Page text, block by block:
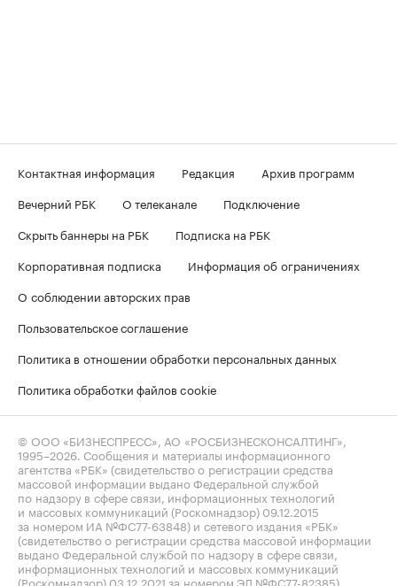
Контактная информация Редакция
Архив программ
Вечерний РБК
О телеканале
Подключение
Скрыть баннеры на РБК
Подписка на РБК
Корпоративная подписка
Информация об ограничениях
О соблюдении авторских прав
Пользовательское соглашение
Политика в отношении обработки персональных данных
Политика обработки файлов cookie
© ООО «БИЗНЕСПРЕСС», АО «РОСБИЗНЕСКОНСАЛТИНГ»,
1995–2026 . Сообщения и материалы информационного
агентства «РБК» (свидетельство о регистрации средства
массовой информации выдано Федеральной службой
по надзору в сфере связи, информационных технологий
и массовых коммуникаций (Роскомнадзор) 09.12.2015
за номером ИА №ФС77-63848) и сетевого издания «РБК»
(свидетельство о регистрации средства массовой информации
выдано Федеральной службой по надзору в сфере связи,
информационных технологий и массовых коммуникаций
(Роскомнадзор) 03.12.2021 за номером ЭЛ №ФС77-82385)